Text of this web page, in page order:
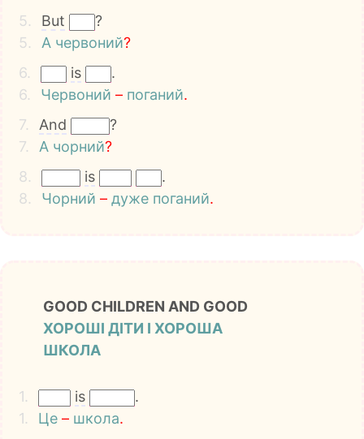
5. But
?
5.
А червоний?
6.
is
.
6.
Червоний – поганий.
7.
And
?
7.
А чорний?
8.
is
.
8.
Чорний – дуже поганий.
GOOD CHILDREN AND GOOD
ХОРОШІ ДІТИ І ХОРОША
ШКОЛА
1. is
.
1.
Це – школа.